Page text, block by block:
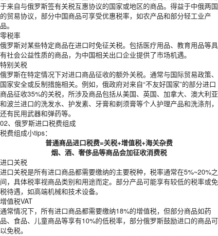
于来自与俄罗斯签有关税互惠协议的国家或地区的商品。得益于中俄两国
的贸易协议，部分中国商品可享受优惠税率，如农产品和部分轻工业产
品。
零税率
俄罗斯对某些特定商品在进口时免征关税。包括医疗用品、教育用品等具
有社会公益性质的商品，为中国相关出口企业提供了市场机遇。
特别关税
俄罗斯在特定情况下对进口商品征收的额外关税。通常与国际贸易政策、
国家安全或反制措施相关。例如，俄政府对来自“不友好国家”的部分进口
商品征收35%的关税，所涉及商品包括从美国、英国、加拿大、澳大利亚
和波兰进口的洗发水、护发素、牙膏和剃须膏等个人护理产品和洗涤剂，
还有民用武器和弹药等。
02、俄罗斯进口税费组成
税费组成小tips：
普通商品进口税费=关税+增值税+海关杂费
烟、酒、奢侈品等商品会加征收消费税
进口关税
进口关税是所有进口商品都需要缴纳的主要税种，税率通常在5%~20%之
间，具体税率视商品类别和用途而定。部分产品可能享有较低的税率或免
税待遇，如高端机械和技术设备。
增值税VAT
通常情况下，所有进口商品都需要缴纳18%的增值税，但部分商品如药
品、食品、儿童商品等享有10%的低税率，部分俄罗斯鼓励进口的商品可
以免税。